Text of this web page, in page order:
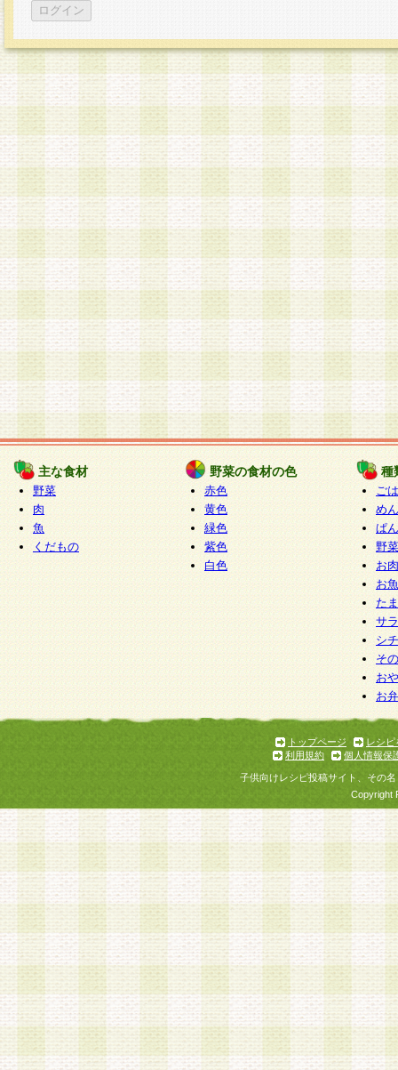
主な食材
野菜
肉
魚
くだもの
野菜の食材の色
赤色
黄色
緑色
紫色
白色
種
ご
めん
ぱん
野
お
お
た
サ
シ
そ
お
お
トップページ
レシピ
利用規約
個人情報保
子供向けレシピ投稿サイト、その
Copyright